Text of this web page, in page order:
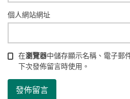
個人網站網址
在瀏覽器中儲存顯示名稱、電子郵
下次發佈留言時使用。